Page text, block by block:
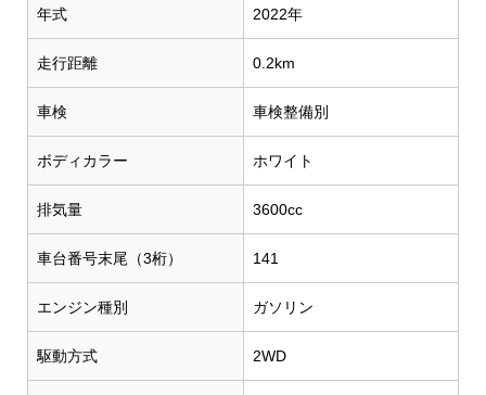
年式 2022年
走行距離 0.2km
車検 車検整備別
ボディカラー ホワイト
排気量 3600cc
車台番号末尾（3桁） 141
エンジン種別 ガソリン
駆動方式 2WD